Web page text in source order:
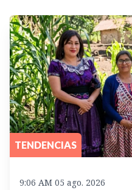
TENDENCIAS
9:06 AM 05 ago. 2026